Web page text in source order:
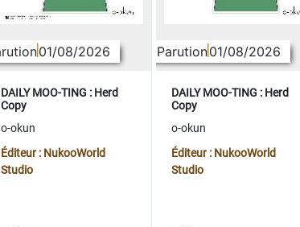
01/08/2026
DAILY MOO-TING : Herd
Copy
o-okun
Éditeur : NukooWorld
Studio
Parution01/08/2026
DAILY MOO-TING : Herd
Copy
o-okun
Éditeur : NukooWorld
Studio